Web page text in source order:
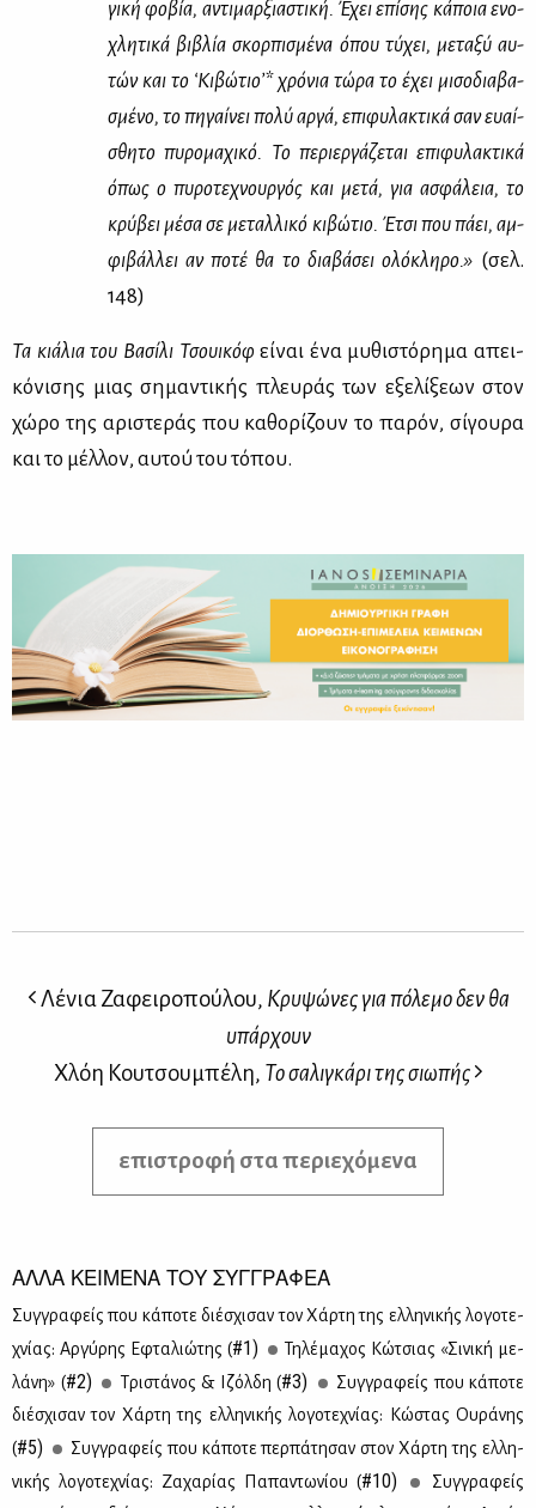
γι­κή φο­βία, αντι­μαρ­ξια­στι­κή. Έχει επί­σης κά­ποια ενο­
χλη­τι­κά βι­βλία σκορ­πι­σμέ­να όπου τύ­χει, με­τα­ξύ αυ­
τών και το ‘Κι­βώ­τιο’* χρό­νια τώ­ρα το έχει μι­σο­δια­βα­
σμέ­νο, το πη­γαί­νει πο­λύ αρ­γά, επι­φυ­λα­κτι­κά σαν ευαί­
σθη­το πυ­ρο­μα­χι­κό. Το πε­ριερ­γά­ζε­ται επι­φυ­λα­κτι­κά
όπως ο πυ­ρο­τε­χνουρ­γός και με­τά, για ασφά­λεια, το
κρύ­βει μέ­σα σε με­ταλ­λι­κό κι­βώ­τιο. Έτσι που πά­ει, αμ­
φι­βάλ­λει αν πο­τέ θα το δια­βά­σει ολό­κλη­ρο.» (σελ.
148)
Τα κιά­λια του Βα­σί­λι Τσουι­κόφ εί­ναι ένα μυ­θι­στό­ρη­μα απει­
κό­νι­σης μιας ση­μα­ντι­κής πλευ­ράς των εξε­λί­ξε­ων στον
χώ­ρο της αρι­στε­ράς που κα­θο­ρί­ζουν το πα­ρόν, σί­γου­ρα
και το μέλ­λον, αυ­τού του τό­που.
Λένια Ζαφειροπούλου, Κρυψώνες για πόλεμο δεν θα
υπάρχουν
Χλόη Κουτσουμπέλη, Το σαλιγκάρι της σιωπής
επιστροφή στα περιεχόμενα
ΑΛΛΑ ΚΕΙΜΕΝΑ ΤΟΥ ΣΥΓΓΡΑΦΕΑ
Συγ­γρα­φείς που κά­πο­τε διέ­σχι­σαν τον Χάρ­τη της ελ­λη­νι­κής λο­γο­τε­
χνί­ας: Αρ­γύ­ρης Εφτα­λιώ­της (#1)
Τη­λέ­μα­χος Κώ­τσιας «Σι­νι­κή με­
λά­νη» (#2) Τρι­στά­νος & Ιζόλ­δη (#3)
Συγ­γρα­φείς που κά­πο­τε
διέ­σχι­σαν τον Χάρ­τη της ελ­λη­νι­κής λο­γο­τε­χνί­ας: Κώ­στας Ου­ρά­νης
(#5)
Συγ­γρα­φείς που κά­πο­τε περ­πά­τη­σαν στον Χάρ­τη της ελ­λη­
νι­κής λο­γο­τε­χνί­ας: Ζα­χα­ρί­ας Πα­πα­ντω­νί­ου (#10)
Συγ­γρα­φείς